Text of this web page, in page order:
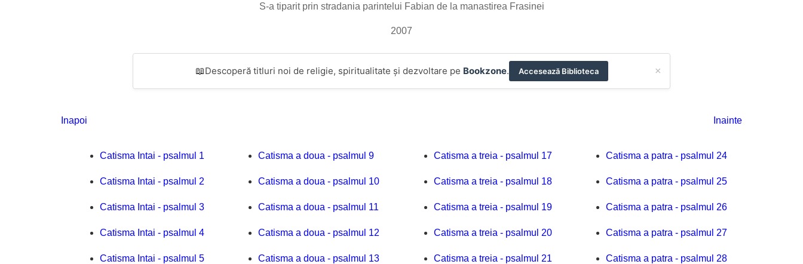
S-a tiparit prin stradania parintelui Fabian de la manastirea Frasinei
2007
📖Descoperă titluri noi de religie, spiritualitate și dezvoltare pe Bookzone. Accesează Biblioteca ×
Inapoi Inainte
Catisma Intai - psalmul 1
Catisma Intai - psalmul 2
Catisma Intai - psalmul 3
Catisma Intai - psalmul 4
Catisma Intai - psalmul 5
Catisma a doua - psalmul 9
Catisma a doua - psalmul 10
Catisma a doua - psalmul 11
Catisma a doua - psalmul 12
Catisma a doua - psalmul 13
Catisma a treia - psalmul 17
Catisma a treia - psalmul 18
Catisma a treia - psalmul 19
Catisma a treia - psalmul 20
Catisma a treia - psalmul 21
Catisma a patra - psalmul 24
Catisma a patra - psalmul 25
Catisma a patra - psalmul 26
Catisma a patra - psalmul 27
Catisma a patra - psalmul 28